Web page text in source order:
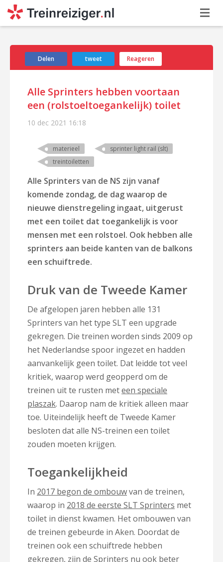
Delen tweet Reageren
Alle Sprinters hebben voortaan
een (rolstoeltoegankelijk) toilet
10 dec 2021 16:18
materieel
sprinter light rail (slt)
treintoiletten
Alle Sprinters van de NS zijn vanaf
komende zondag, de dag waarop de
nieuwe dienstregeling ingaat, uitgerust
met een toilet dat toegankelijk is voor
mensen met een rolstoel. Ook hebben alle
sprinters aan beide kanten van de balkons
een schuiftrede.
Druk van de Tweede Kamer
De afgelopen jaren hebben alle 131
Sprinters van het type SLT een upgrade
gekregen. Die treinen worden sinds 2009 op
het Nederlandse spoor ingezet en hadden
aanvankelijk geen toilet. Dat leidde tot veel
kritiek, waarop werd geopperd om de
treinen uit te rusten meteen speciale
plaszak. Daarop nam de kritiek alleen maar
toe. Uiteindelijk heeft de Tweede Kamer
besloten dat alle NS-treinen een toilet
zouden moeten krijgen.
Toegankelijkheid
In 2017 begon de ombouwvan de treinen,
waarop in 2018 de eerste SLT Sprinters met
toilet in dienst kwamen. Het ombouwen van
de treinen gebeurde in Aken. Doordat de
treinen ook een schuiftrede hebben
gekregen, zijn de Sprinters nu ook beter